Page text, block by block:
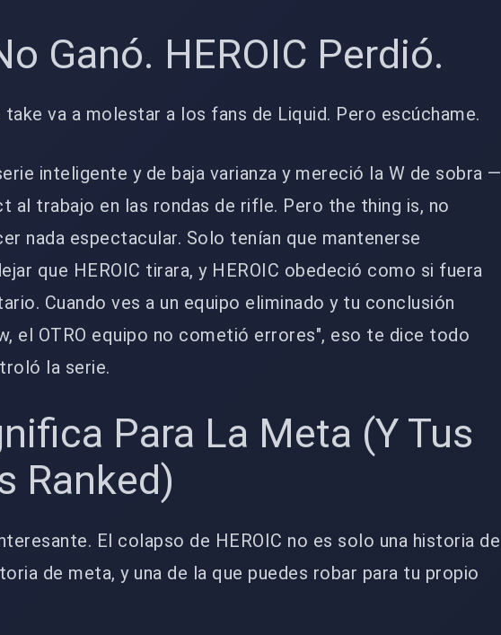
Ganó. HEROIC Perdió.
take va a molestar a los fans de Liquid. Pero escúchame.
inteligente y de baja varianza y mereció la W de sobra —
al trabajo en las rondas de rifle. Pero the thing is, no
nada espectacular. Solo tenían que mantenerse
que HEROIC tirara, y HEROIC obedeció como si fuera
Cuando ves a un equipo eliminado y tu conclusión
el OTRO equipo no cometió errores", eso te dice todo
la serie.
Para La Meta (Y Tus
Ranked)
El colapso de HEROIC no es solo una historia de
de meta, y una de la que puedes robar para tu propio